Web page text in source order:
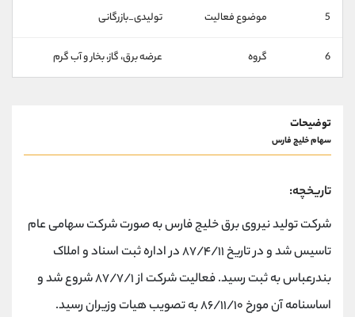
5 موضوع فعالیت تولیدی_بازرگانی
6 گروه عرضه برق، گاز، بخار و آب گرم
توضیحات
سهام خلیج فارس
تاریخچه:
شرکت تولید نیروی برق خلیج فارس به صورت شرکت سهامی عام
تاسیس شد و در تاریخ ۸۷/۴/۱۱ در اداره ثبت اسناد و املاک
بندرعباس به ثبت رسید. فعالیت شرکت از ۸۷/۷/۱ شروع شد و
اساسنامه آن مورخ ۸۶/۱۱/۱۰ به تصویب هیات وزیران رسید.